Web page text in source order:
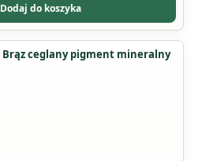
Dodaj do koszyka
Brąz ceglany pigment mineralny